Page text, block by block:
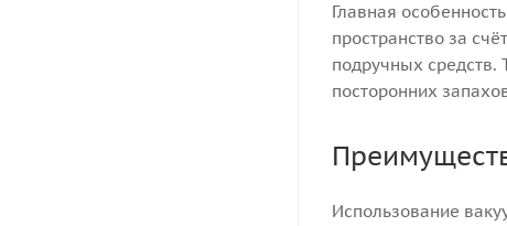
Главная
пространство за
подручных средств.
посторонних
Использование